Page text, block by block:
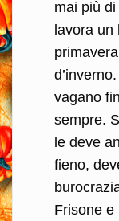
mai più
lavora un
vagano
sempre.
le deve
fieno,
Frisone e